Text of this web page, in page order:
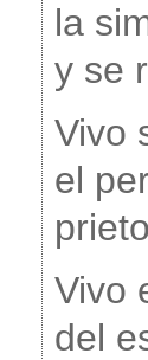
la
y se
Vivo
el
Vivo
del